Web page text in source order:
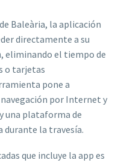
Baleària, la aplicación
directamente a su
eliminando el tiempo de
o tarjetas
pone a
por Internet y
una plataforma de
la travesía.
que incluye la app es